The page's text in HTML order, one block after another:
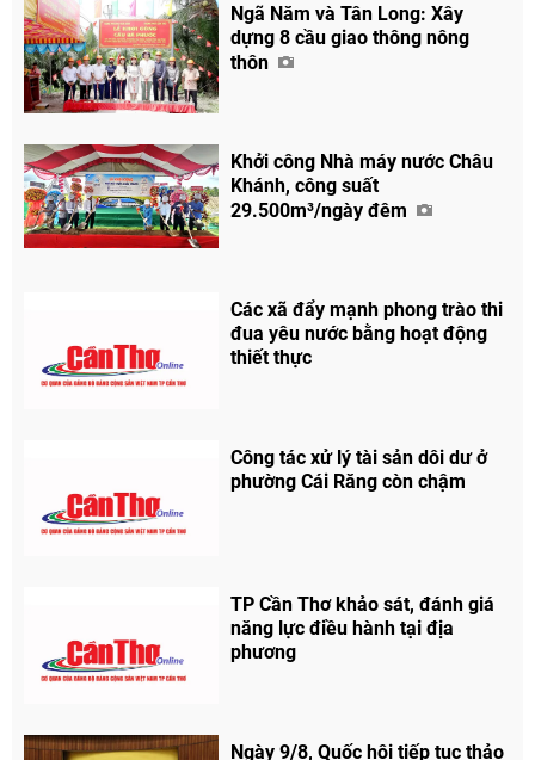
Chia sẻ
Ngã Năm và Tân Long: Xây
dựng 8 cầu giao thông nông
thôn
Khởi công Nhà máy nước Châu
Khánh, công suất
29.500m³/ngày đêm
Các xã đẩy mạnh phong trào thi
đua yêu nước bằng hoạt động
thiết thực
Công tác xử lý tài sản dôi dư ở
phường Cái Răng còn chậm
TP Cần Thơ khảo sát, đánh giá
năng lực điều hành tại địa
phương
Ngày 9/8, Quốc hội tiếp tục thảo